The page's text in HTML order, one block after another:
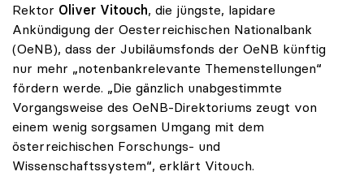
Rektor Oliver Vitouch, die jüngste, lapidare
Ankündigung der Oesterreichischen Nationalbank
(OeNB), dass der Jubiläumsfonds der OeNB künftig
nur mehr „notenbankrelevante Themenstellungen“
fördern werde. „Die gänzlich unabgestimmte
Vorgangsweise des OeNB-Direktoriums zeugt von
einem wenig sorgsamen Umgang mit dem
österreichischen Forschungs- und
Wissenschaftssystem“, erklärt Vitouch.